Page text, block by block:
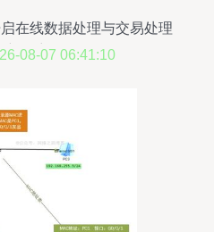
在线数据处理与交易处理
新篇章
08-07 06:41:10